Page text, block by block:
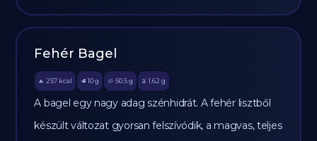
Fehér Bagel
🔥 257 kcal 🥩 10 g 🥔 50.5g 🫒 1.62 g
A bagel egy nagy adag szénhidrát. A fehér lisztből
készült változat gyorsan felszívódik, a magvas, teljes